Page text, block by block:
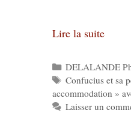
Lire la suite
Catégories
DELALANDE
Étiquettes
Confucius et sa
accommodation »
Laisser un